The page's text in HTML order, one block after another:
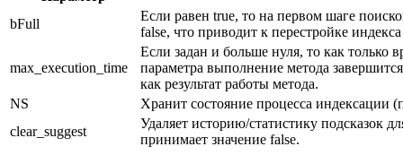
bFull
Если равен true, то на первом шаге
false, что приводит к перестройке
max_execution_time
Если задан и больше нуля, то как только
параметра выполнение метода
как результат работы метода.
NS
Хранит состояние процесса индексации
clear_suggest
Удаляет историю/статистику подсказок
принимает значение false.